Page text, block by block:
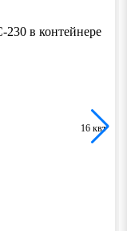
16 квт